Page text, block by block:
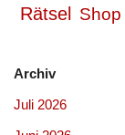
Rätsel Shop
Archiv
Juli 2026